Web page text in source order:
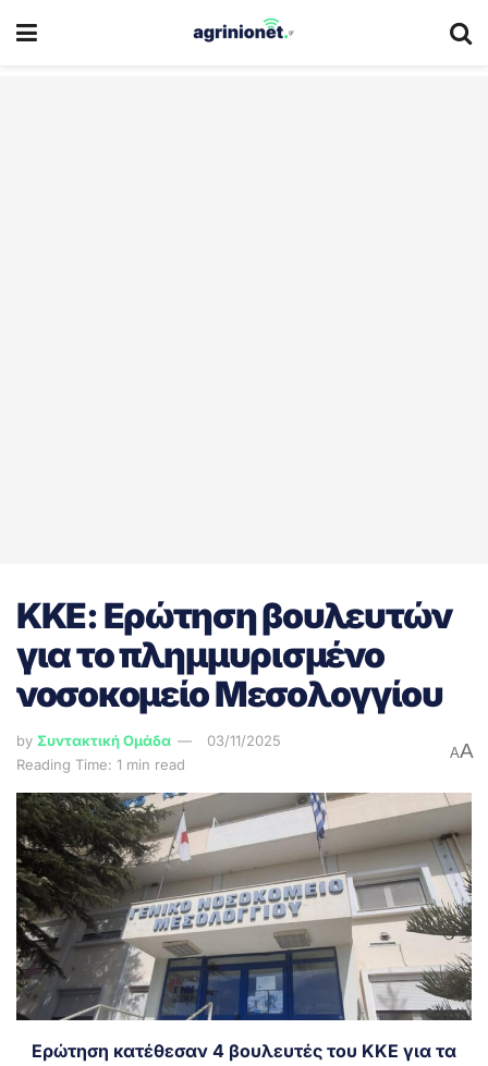
ΚΚΕ: Ερώτηση βουλευτών
για το πλημμυρισμένο
νοσοκομείο Μεσολογγίου
by Συντακτική Ομάδα
03/11/2025
Reading Time: 1 min read
AA
Ερώτηση κατέθεσαν 4 βουλευτές του ΚΚΕ για τα